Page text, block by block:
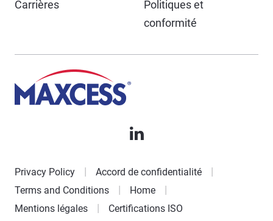
Carrières
Politiques et
conformité
Privacy Policy
Accord de confidentialité
Terms and Conditions
Home
Mentions légales
Certifications ISO